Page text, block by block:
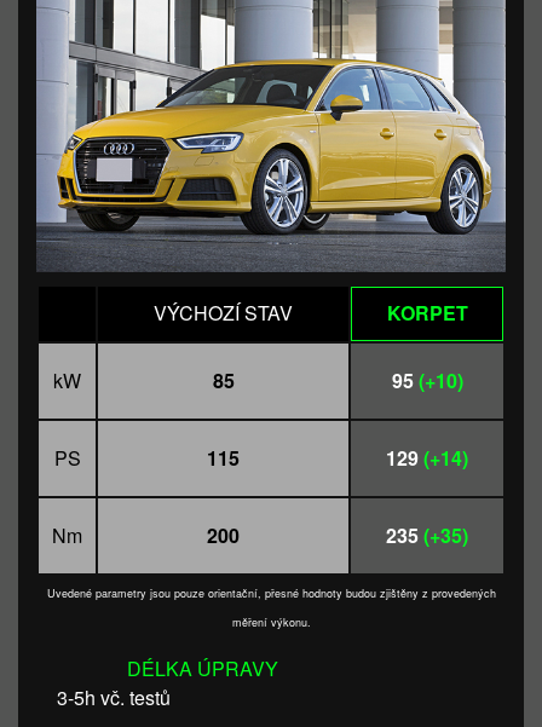
VÝCHOZÍ STAV KORPET
kW 85 95(+10)
PS 115 129(+14)
Nm 200 235(+35)
Uvedené parametry jsou pouze orientační, přesné hodnoty budou zjištěny z provedených
měření výkonu.
DÉLKA ÚPRAVY
3-5h vč. testů